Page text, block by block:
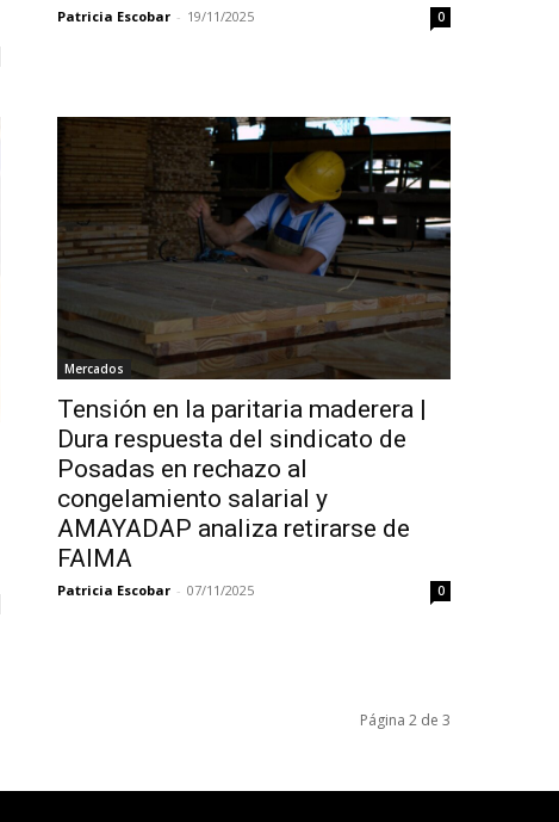
Patricia Escobar - 19/11/2025 0
Mercados
Tensión en la paritaria maderera |
Dura respuesta del sindicato de
Posadas en rechazo al
congelamiento salarial y
AMAYADAP analiza retirarse de
FAIMA
Patricia Escobar - 07/11/2025 0
Página 2 de 3